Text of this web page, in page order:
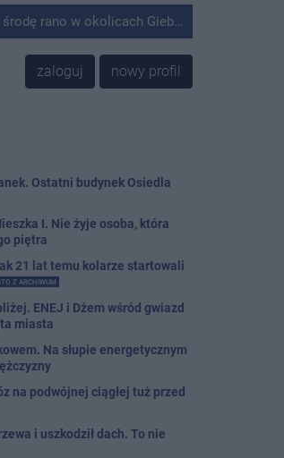
na słupie energetycznym odnaleziono ciało mężczyzny.
zaloguj nowy profil
Ostatni budynek Osiedla
I. Nie żyje osoba, która
piętra
21 lat temu kolarze startowali
Z ARCHIWUM
ENEJ i Dżem wśród gwiazd
miasta
Na słupie energetycznym
na podwójnej ciągłej tuż przed
i uszkodził dach. To nie